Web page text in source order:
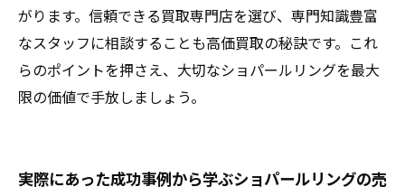
がります。信頼できる買取専門店を選び、専門知識豊富
なスタッフに相談することも高価買取の秘訣です。これ
らのポイントを押さえ、大切なショパールリングを最大
限の価値で手放しましょう。
実際にあった成功事例から学ぶショパールリングの売